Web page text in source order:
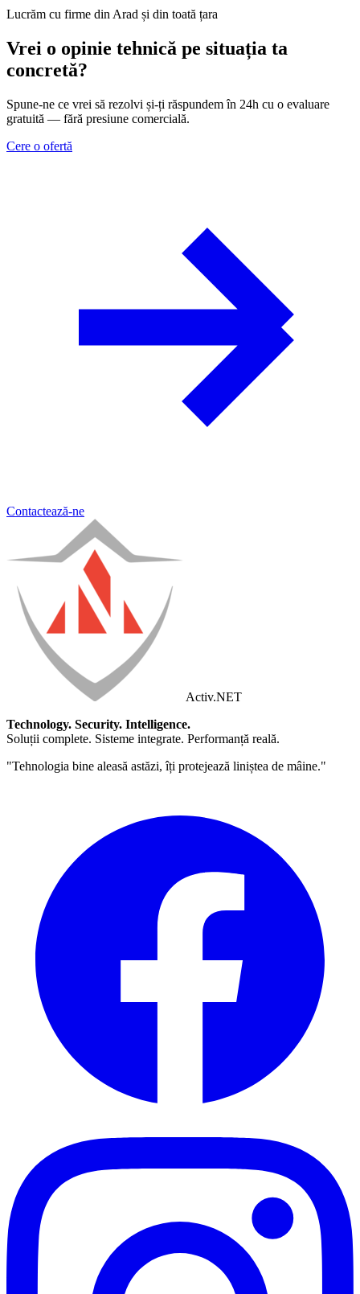
Lucrăm cu firme din Arad și din toată țara
Vrei o opinie tehnică pe situația ta
concretă?
Spune-ne ce vrei să rezolvi și-ți răspundem în 24h cu o evaluare
gratuită — fără presiune comercială.
Cere o ofertă
Contactează-ne
Activ.NET
Technology. Security. Intelligence.
Soluții complete. Sisteme integrate. Performanță reală.
"Tehnologia bine aleasă astăzi, îți protejează liniștea de mâine."